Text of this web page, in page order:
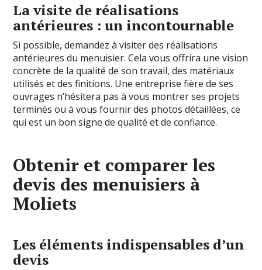
La visite de réalisations
antérieures : un incontournable
Si possible, demandez à visiter des réalisations
antérieures du menuisier. Cela vous offrira une vision
concrète de la qualité de son travail, des matériaux
utilisés et des finitions. Une entreprise fière de ses
ouvrages n’hésitera pas à vous montrer ses projets
terminés ou à vous fournir des photos détaillées, ce
qui est un bon signe de qualité et de confiance.
Obtenir et comparer les
devis des menuisiers à
Moliets
Les éléments indispensables d’un
devis